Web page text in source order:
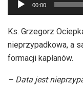
plików
dźwiękowych
00:00
Ks. Grzegorz
nieprzypadkowa, a
formacji kapłanów.
– Data jest